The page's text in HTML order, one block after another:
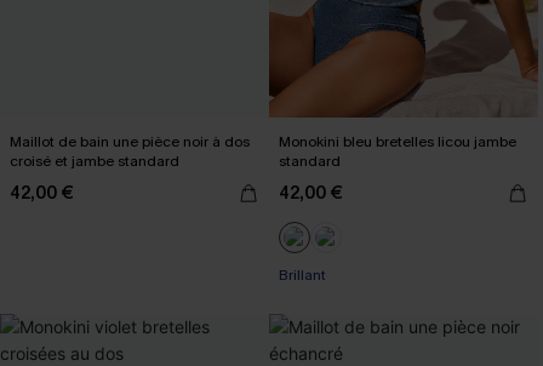
Maillot de bain une pièce noir à dos
croisé et jambe standard
42,00 €
Monokini bleu bretelles licou jambe
standard
42,00 €
Brillant